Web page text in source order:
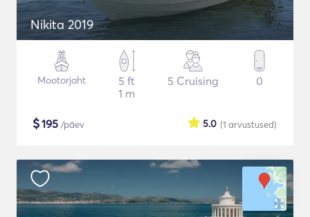
Nikita 2019
Mootorjaht
5 ft
1 m
5 Cruising 0
$195 /päev (1 arvustused)
5.0